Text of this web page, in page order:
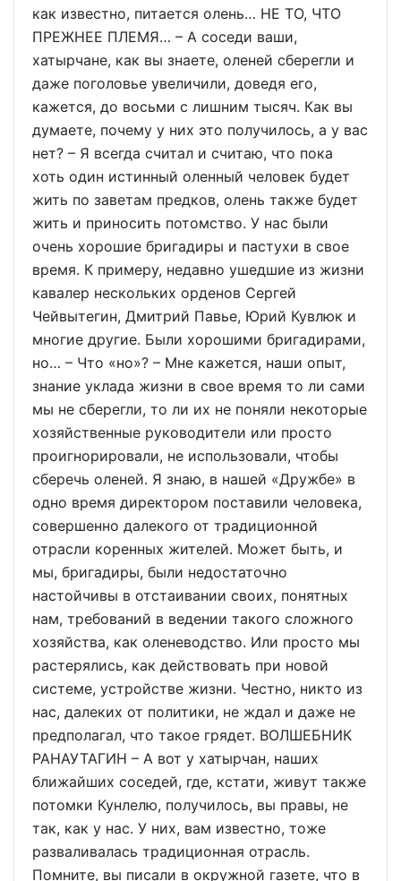
как известно, питается олень… НЕ ТО, ЧТО
ПРЕЖНЕЕ ПЛЕМЯ… – А соседи ваши,
хатырчане, как вы знаете, оленей сберегли и
даже поголовье увеличили, доведя его,
кажется, до восьми с лишним тысяч. Как вы
думаете, почему у них это получилось, а у вас
нет? – Я всегда считал и считаю, что пока
хоть один истинный оленный человек будет
жить по заветам предков, олень также будет
жить и приносить потомство. У нас были
очень хорошие бригадиры и пастухи в свое
время. К примеру, недавно ушедшие из жизни
кавалер нескольких орденов Сергей
Чейвытегин, Дмитрий Павье, Юрий Кувлюк и
многие другие. Были хорошими бригадирами,
но… – Что «но»? – Мне кажется, наши опыт,
знание уклада жизни в свое время то ли сами
мы не сберегли, то ли их не поняли некоторые
хозяйственные руководители или просто
проигнорировали, не использовали, чтобы
сберечь оленей. Я знаю, в нашей «Дружбе» в
одно время директором поставили человека,
совершенно далекого от традиционной
отрасли коренных жителей. Может быть, и
мы, бригадиры, были недостаточно
настойчивы в отстаивании своих, понятных
нам, требований в ведении такого сложного
хозяйства, как оленеводство. Или просто мы
растерялись, как действовать при новой
системе, устройстве жизни. Честно, никто из
нас, далеких от политики, не ждал и даже не
предполагал, что такое грядет. ВОЛШЕБНИК
РАНАУТАГИН – А вот у хатырчан, наших
ближайших соседей, где, кстати, живут также
потомки Кунлелю, получилось, вы правы, не
так, как у нас. У них, вам известно, тоже
разваливалась традиционная отрасль.
Помните, вы писали в окружной газете, что в